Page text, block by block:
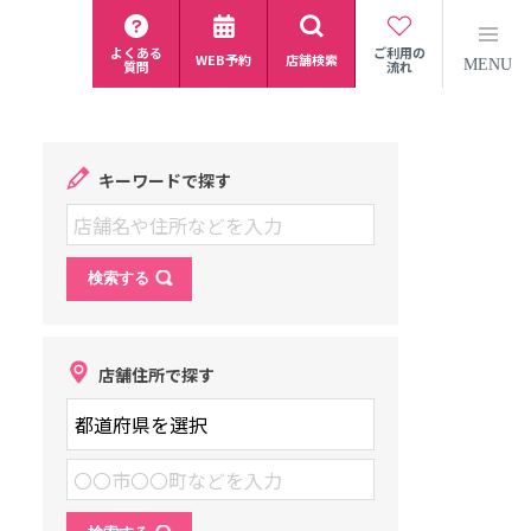
よくある
質問 WEB予約 店舗検索 ご利用の
流れ MENU
キーワードで探す
店舗住所で探す